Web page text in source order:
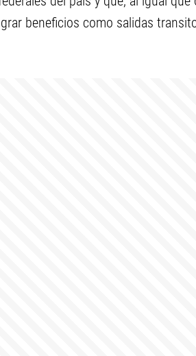
beneficios como salidas